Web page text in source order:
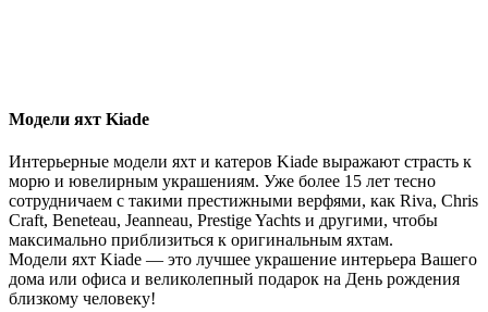
Модели яхт Kiade
Интерьерные модели яхт и катеров Kiade выражают страсть к
морю и ювелирным украшениям. Уже более 15 лет тесно
сотрудничаем с такими престижными верфями, как Riva, Chris
Craft, Beneteau, Jeanneau, Prestige Yachts и другими, чтобы
максимально приблизиться к оригинальным яхтам.
Модели яхт Kiade — это лучшее украшение интерьера Вашего
дома или офиса и великолепный подарок на День рождения
близкому человеку!